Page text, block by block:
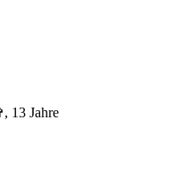
13 Jahre